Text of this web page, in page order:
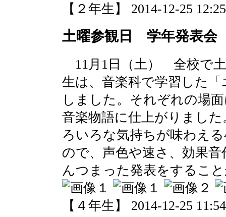
【２年生】 2014-12-25
土曜参観日 学年発表会
11月1日（土） 全校で
生は、音楽科で学習した
しました。それぞれの場
音楽物語に仕上がりまし
ろいろな気持ちが味わえ
ので、声色や速さ、効果
んつまった発表をするこ
【４年生】 2014-12-25